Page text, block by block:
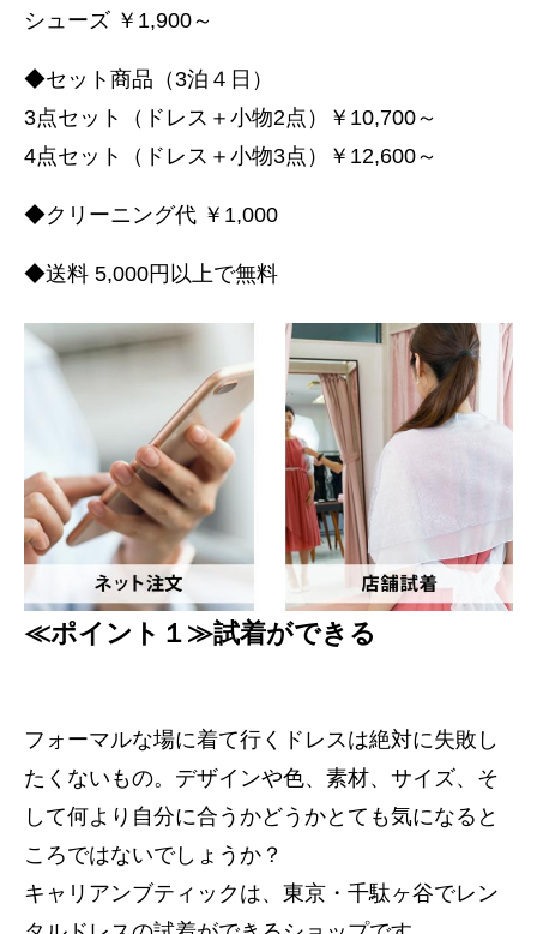
シューズ ￥1,900～
◆セット商品（3泊４日）
3点セット（ドレス＋小物2点）￥10,700～
4点セット（ドレス＋小物3点）￥12,600～
◆クリーニング代 ￥1,000
◆送料 5,000円以上で無料
≪ポイント１≫試着ができる
フォーマルな場に着て行くドレスは絶対に失敗し
たくないもの。デザインや色、素材、サイズ、そ
して何より自分に合うかどうかとても気になると
ころではないでしょうか？
キャリアンブティックは、東京・千駄ヶ谷でレン